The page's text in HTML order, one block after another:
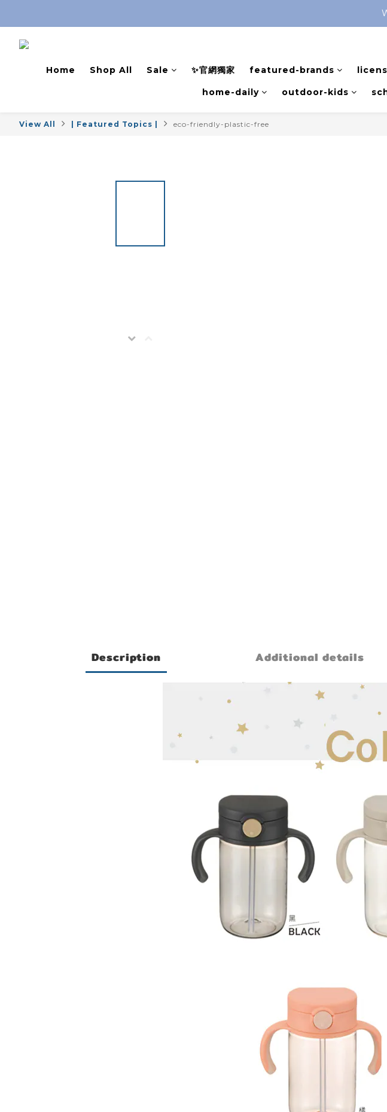
全館滿 $799 免運費 (僅提
Home Shop All Sale ✨官網獨家 featured-brands
home-daily outdoor-kids
View All | Featured Topics | eco-friendly-plastic-free
Description Additional details